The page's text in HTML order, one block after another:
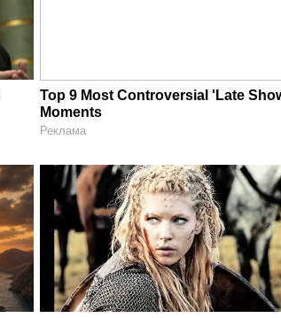
Top 9 Most Controversial 'Late
Moments
Реклама